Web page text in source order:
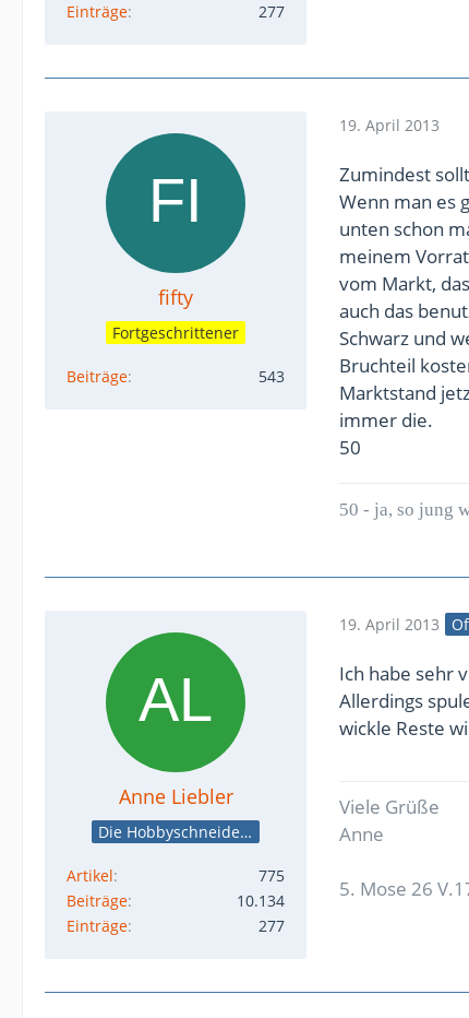
Einträge
277
fifty
Fortgeschrittener
Beiträge 543
19. April 2013
Zumindest
Wenn man es
unten schon
meinem
vom Markt,
auch das
Schwarz und
Bruchteil
Marktstand
immer die.
50
50 - ja, so jung
Anne Liebler
Die Hobbyschneiderin
Artikel
775
Beiträge
10.134
Einträge
277
19. April 2013
Ich habe sehr
Allerdings
wickle Reste
Viele Grüße
Anne
5. Mose 26